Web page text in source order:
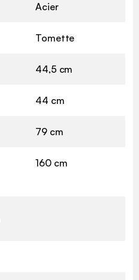
Acier
Tomette
44,5 cm
44 cm
79 cm
160 cm